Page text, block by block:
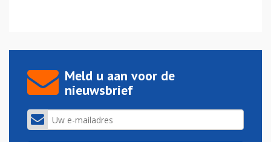
Meld u aan voor de
nieuwsbrief